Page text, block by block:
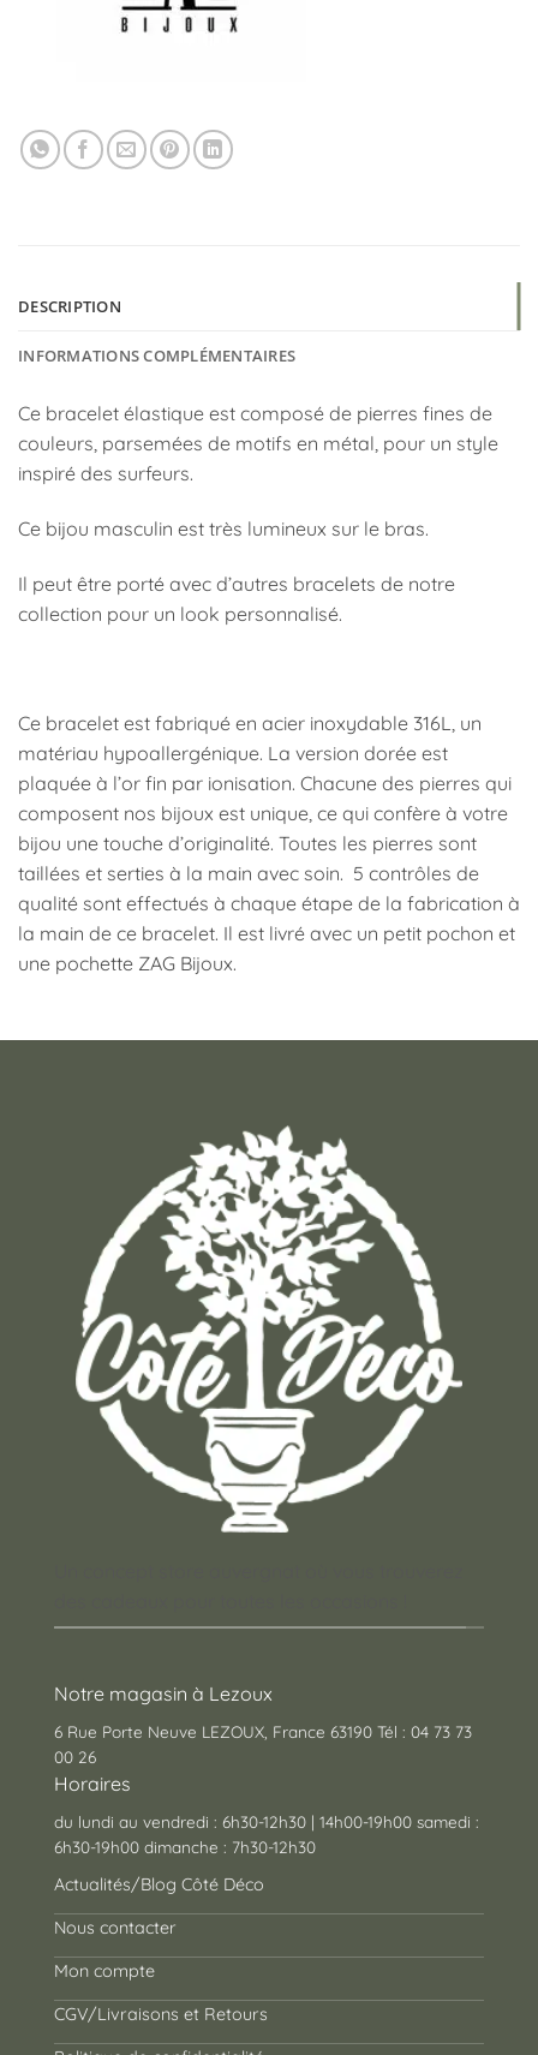
DESCRIPTION
INFORMATIONS COMPLÉMENTAIRES
Ce bracelet élastique est composé de pierres fines de
couleurs, parsemées de motifs en métal, pour un style
inspiré des surfeurs.
Ce bijou masculin est très lumineux sur le bras.
Il peut être porté avec d’autres bracelets de notre
collection pour un look personnalisé.
Ce bracelet est fabriqué en acier inoxydable 316L, un
matériau hypoallergénique. La version dorée est
plaquée à l’or fin par ionisation. Chacune des pierres qui
composent nos bijoux est unique, ce qui confère à votre
bijou une touche d’originalité. Toutes les pierres sont
taillées et serties à la main avec soin. 5 contrôles de
qualité sont effectués à chaque étape de la fabrication à
la main de ce bracelet. Il est livré avec un petit pochon et
une pochette ZAG Bijoux.
Notre magasin à Lezoux
6 Rue Porte Neuve LEZOUX, France 63190 Tél : 04 73 73
00 26
Horaires
du lundi au vendredi : 6h30-12h30 | 14h00-19h00 samedi :
6h30-19h00 dimanche : 7h30-12h30
Actualités/Blog Côté Déco
Nous contacter
Mon compte
CGV/Livraisons et Retours